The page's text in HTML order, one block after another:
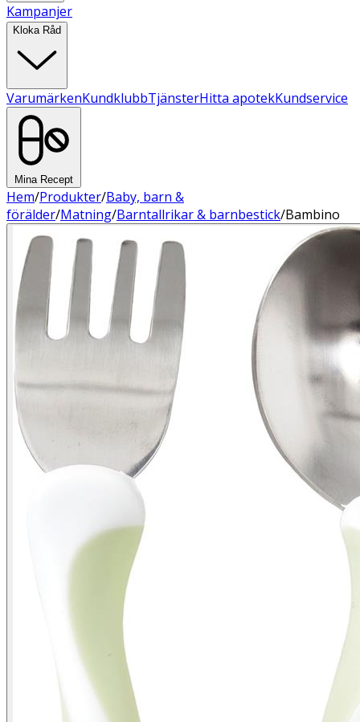
Kampanjer
Kloka Råd
VarumärkenKundklubbTjänsterHitta apotekKundservice
Mina Recept
Hem/Produkter/Baby, barn &
förälder/Matning/Barntallrikar & barnbestick/Bambino